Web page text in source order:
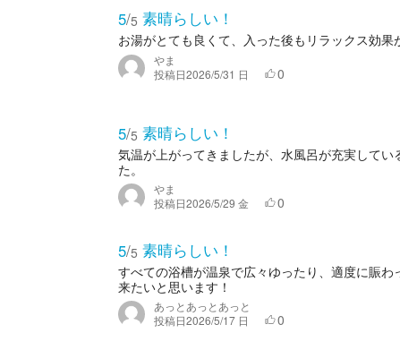
5/5 素晴らしい！
お湯がとても良くて、入った後もリラックス効果
やま
投稿日2026/5/31 日 0
5/5 素晴らしい！
気温が上がってきましたが、水風呂が充実して
た。
やま
投稿日2026/5/29 金 0
5/5 素晴らしい！
すべての浴槽が温泉で広々ゆったり、適度に賑
来たいと思います！
あっとあっとあっと
投稿日2026/5/17 日 0